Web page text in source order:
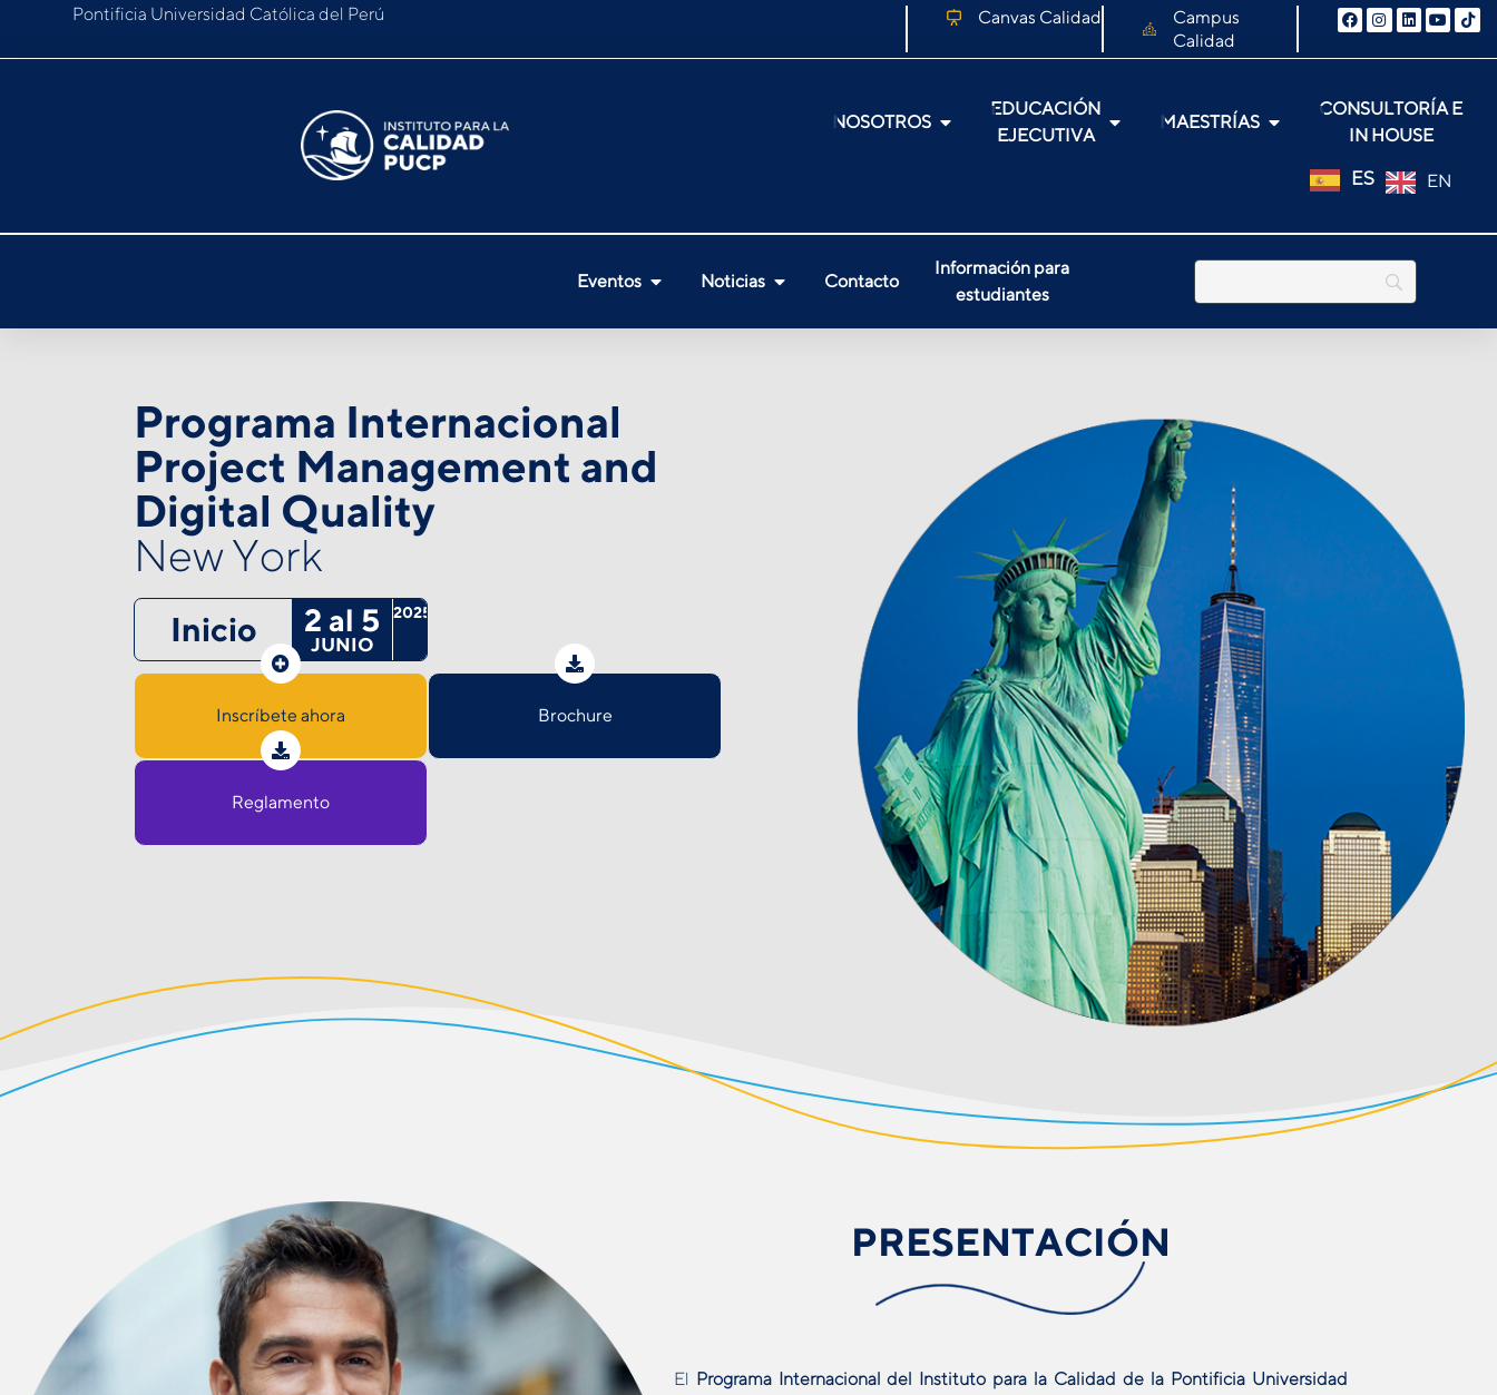
Pontificia Universidad Católica del Perú Canvas Calidad
Campus
Calidad
NOSOTROS
EDUCACIÓN
EJECUTIVA
MAESTRÍAS
CONSULTORÍA E
IN HOUSE
ES EN
Eventos Noticias Contacto
Información para
estudiantes
Programa Internacional
Project Management and
Digital Quality
New York
Inicio 2 al 5
JUNIO
2025
Inscríbete ahora Brochure
Reglamento
PRESENTACIÓN
El Programa Internacional del Instituto para la Calidad de la Pontificia Universidad